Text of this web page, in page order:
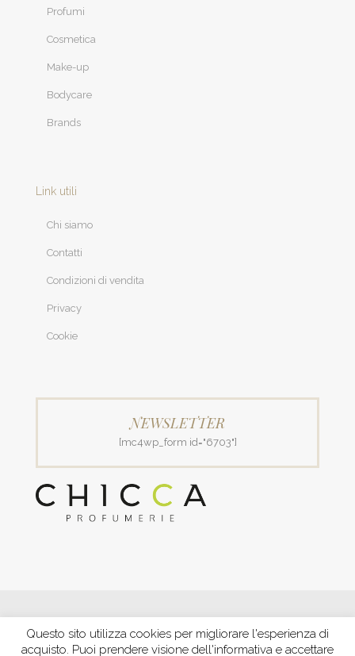
Profumi
Cosmetica
Make-up
Bodycare
Brands
Link utili
Chi siamo
Contatti
Condizioni di vendita
Privacy
Cookie
NEWSLETTER
[mc4wp_form id="6703"]
C.F. PLVNPT51B44G157J P. IVA IT00426970422 |PRIVACY
Ecommerce by XBRAIN-Trasparenza aiuti e contributi
Questo sito utilizza cookies per migliorare l'esperienza di
acquisto. Puoi prendere visione dell'informativa e accettare